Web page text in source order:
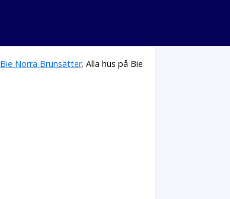
Bie Norra Brunsätter. Alla hus på Bie